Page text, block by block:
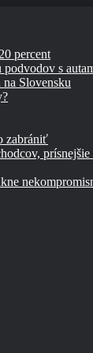
percent
s
Slovensku
zabrániť